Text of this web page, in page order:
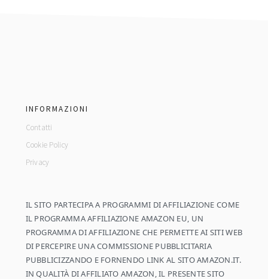
INFORMAZIONI
Contatti
Cookie Policy
Privacy
IL SITO PARTECIPA A PROGRAMMI DI AFFILIAZIONE COME
IL PROGRAMMA AFFILIAZIONE AMAZON EU, UN
PROGRAMMA DI AFFILIAZIONE CHE PERMETTE AI SITI WEB
DI PERCEPIRE UNA COMMISSIONE PUBBLICITARIA
PUBBLICIZZANDO E FORNENDO LINK AL SITO AMAZON.IT.
IN QUALITÀ DI AFFILIATO AMAZON, IL PRESENTE SITO